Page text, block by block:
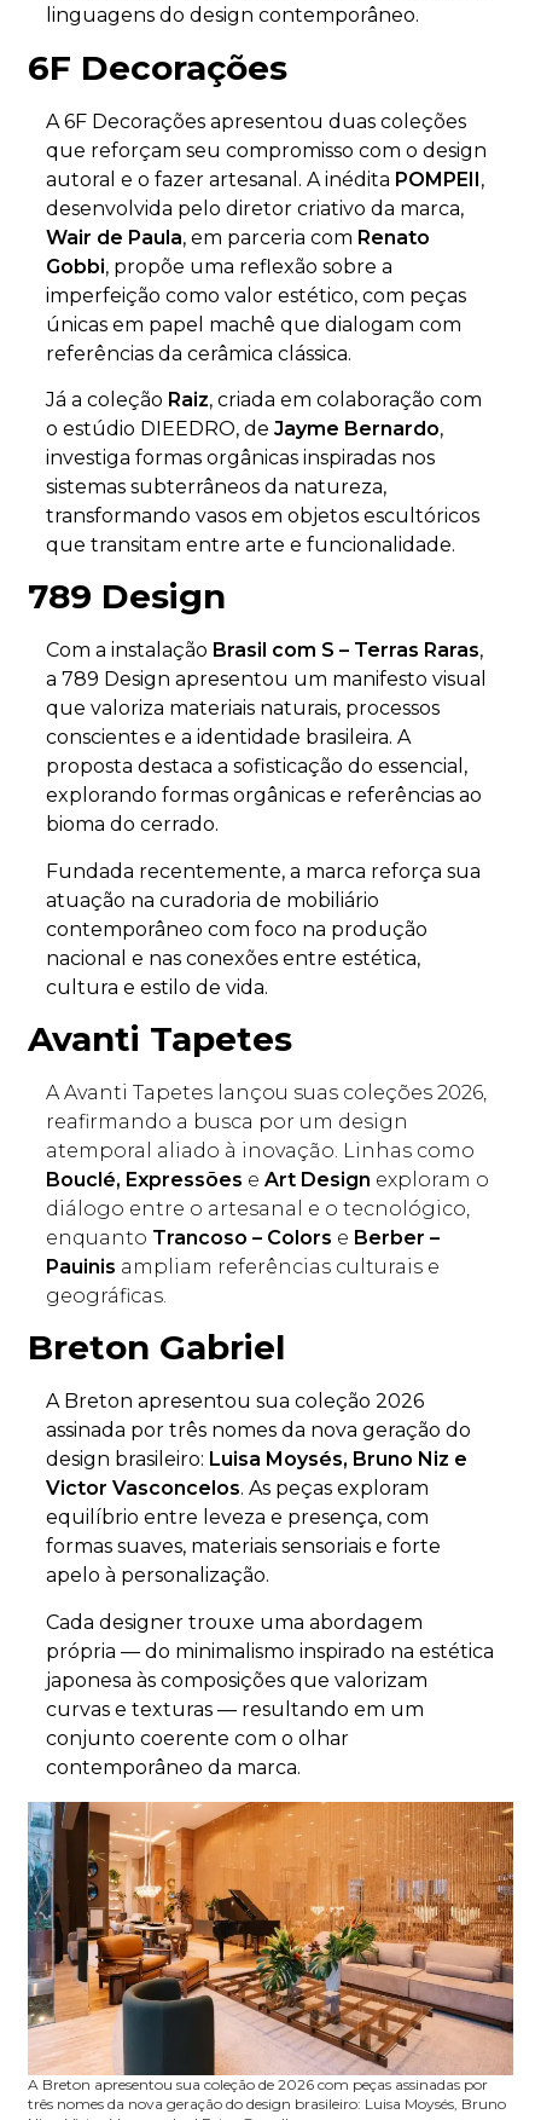
linguagens do design contemporâneo.
6F Decorações
A 6F Decorações apresentou duas coleções
que reforçam seu compromisso com o design
autoral e o fazer artesanal. A inédita POMPEII,
desenvolvida pelo diretor criativo da marca,
Wair de Paula, em parceria com Renato
Gobbi, propõe uma reflexão sobre a
imperfeição como valor estético, com peças
únicas em papel machê que dialogam com
referências da cerâmica clássica.
Já a coleção Raiz, criada em colaboração com
o estúdio DIEEDRO, deJayme Bernardo,
investiga formas orgânicas inspiradas nos
sistemas subterrâneos da natureza,
transformando vasos em objetos escultóricos
que transitam entre arte e funcionalidade.
789 Design
Com a instalação Brasil com S – Terras Raras,
a 789 Design apresentou um manifesto visual
que valoriza materiais naturais, processos
conscientes e a identidade brasileira. A
proposta destaca a sofisticação do essencial,
explorando formas orgânicas e referências ao
bioma do cerrado.
Fundada recentemente, a marca reforça sua
atuação na curadoria de mobiliário
contemporâneo com foco na produção
nacional e nas conexões entre estética,
cultura e estilo de vida.
Avanti Tapetes
A Avanti Tapetes lançou suas coleções 2026,
reafirmando a busca por um design
atemporal aliado à inovação. Linhas como
Bouclé, Expressões eArt Design exploram o
diálogo entre o artesanal e o tecnológico,
enquanto Trancoso – Colors e Berber –
Pauinis ampliam referências culturais e
geográficas.
Breton Gabriel
A Breton apresentou sua coleção 2026
assinada por três nomes da nova geração do
design brasileiro: Luisa Moysés, Bruno Niz e
Victor Vasconcelos. As peças exploram
equilíbrio entre leveza e presença, com
formas suaves, materiais sensoriais e forte
apelo à personalização.
Cada designer trouxe uma abordagem
própria — do minimalismo inspirado na estética
japonesa às composições que valorizam
curvas e texturas — resultando em um
conjunto coerente com o olhar
contemporâneo da marca.
A Breton apresentou sua coleção de 2026 com peças assinadas por
três nomes da nova geração do design brasileiro: Luisa Moysés, Bruno